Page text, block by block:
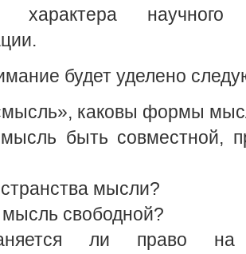
характера
будет уделено
каковы формы
быть совместной,
мысли?
мысль свободной?
ли право